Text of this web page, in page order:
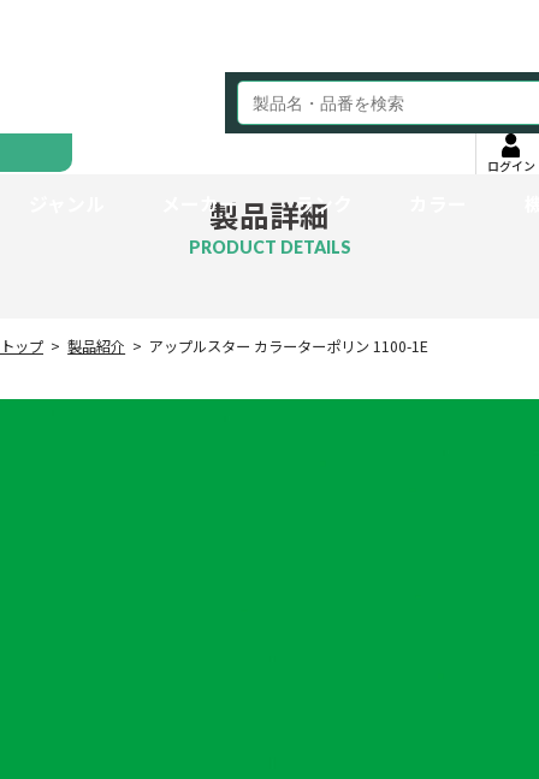
ログイン
メーカー ランク
製品詳細
PRODUCT DETAILS
トップ 製品紹介 アップルスター カラーターポリン 1100-1E